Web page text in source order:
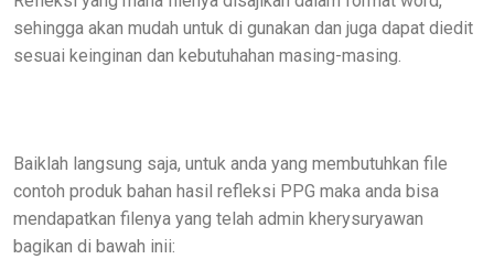
sehingga akan mudah untuk di gunakan dan juga dapat diedit
sesuai keinginan dan kebutuhahan masing-masing.
Baiklah langsung saja, untuk anda yang membutuhkan file
contoh produk bahan hasil refleksi PPG maka anda bisa
mendapatkan filenya yang telah admin kherysuryawan
bagikan di bawah inii: